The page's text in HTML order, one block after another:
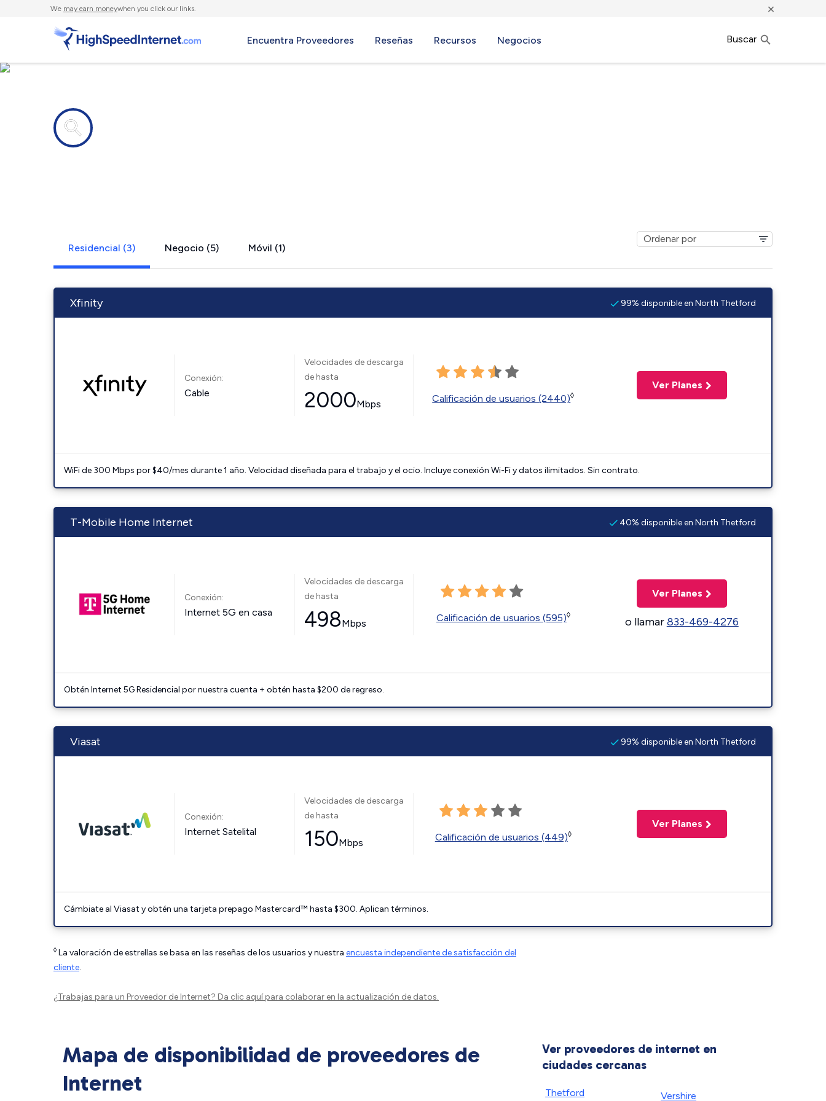
We may earn moneywhen you click our links. ×
Encuentra Proveedores Reseñas Recursos Negocios Buscar
Residencial (3) Negocio (5) Móvil (1)
Xfinity 99% disponible en North Thetford
Conexión:
Cable
Velocidades de descarga
de hasta
2000Mbps Calificación de usuarios (2440)◊
Ver Planes
WiFi de 300 Mbps por $40/mes durante 1 año. Velocidad diseñada para el trabajo y el ocio. Incluye conexión Wi-Fi y datos ilimitados. Sin contrato.
T-Mobile Home Internet 40% disponible en North Thetford
Conexión:
Internet 5G en casa
Velocidades de descarga
de hasta
498Mbps Calificación de usuarios (595)◊
Ver Planes
o llamar833-469-4276
Obtén Internet 5G Residencial por nuestra cuenta + obtén hasta $200 de regreso.
Viasat 99% disponible en North Thetford
Conexión:
Internet Satelital
Velocidades de descarga
de hasta
150Mbps Calificación de usuarios (449)◊
Ver Planes
Cámbiate al Viasat y obtén una tarjeta prepago Mastercard™ hasta $300. Aplican términos.
◊ La valoración de estrellas se basa en las reseñas de los usuarios y nuestra encuesta independiente de satisfacción del
cliente.
¿Trabajas para un Proveedor de Internet? Da clic aquípara colaborar en la actualización de datos.
Mapa de disponibilidad de proveedores de
Internet
Ver proveedores de internet en
ciudades cercanas
Thetford
Vershire